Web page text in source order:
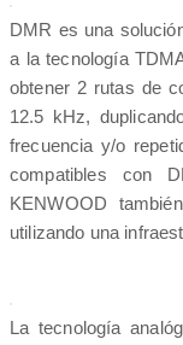
DMR es una
a la tecnología
obtener 2 rutas de
12.5 kHz,
frecuencia y/o
compatibles con
KENWOOD
utilizando una
La tecnología